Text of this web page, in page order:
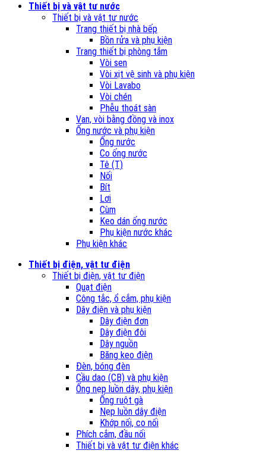
Thiết bị và vật tư nước
Thiết bị và vật tư nước
Trang thiết bị nhà bếp
Bồn rửa và phụ kiện
Trang thiết bị phòng tắm
Vòi sen
Vòi xịt vệ sinh và phụ kiện
Vòi Lavabo
Vòi chén
Phễu thoát sàn
Van, vòi bằng đồng và inox
Ống nước và phụ kiện
Ống nước
Co ống nước
Tê (T)
Nối
Bít
Lơi
Cùm
Keo dán ống nước
Phụ kiện nước khác
Phụ kiện khác
Thiết bị điện, vật tư điện
Thiết bị điện, vật tư điện
Quạt điện
Công tắc, ổ cắm, phụ kiện
Dây điện và phụ kiện
Dây điện đơn
Dây điện đôi
Dây nguồn
Băng keo điện
Đèn, bóng đèn
Cầu dao (CB) và phụ kiện
Ống nẹp luồn dây, phụ kiện
Ống ruột gà
Nẹp luồn dây điện
Khớp nối, co nối
Phích cắm, đầu nối
Thiết bị và vật tư điện khác